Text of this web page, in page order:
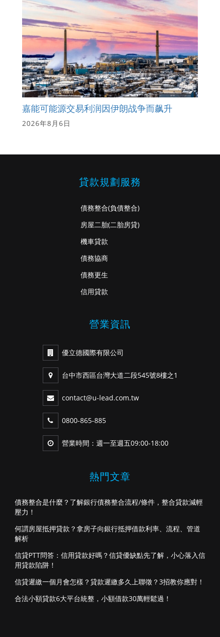
嘉能可能源交易利润因伊朗战争而飙升
2026年8月6日
貸款規劃服務
債務整合(負債整合)
房屋二胎(二胎房貸)
機車貸款
債務協商
債務更生
信用貸款
營業資訊
優立德國際有限公司
台中市西區台灣大道二段545號8樓之1
contact@u-lead.com.tw
0800-865-885
營業時間：週一至週五09:00-18:00
熱門文章
債務整合是什麼？了解銀行債務整合流程/條件，整合貸款減輕
壓力！
何謂房屋抵押貸款？拿房子向銀行抵押借款利率、流程、管道
解析
信貸PTT問答：信用貸款好嗎？信貸優缺點先了解，小心落入信
用貸款陷阱！
信貸遲繳一個月會怎樣？貸款遲繳多久上聯徵？3招教你應對！
合法小額貸款6大平台統整，小額借款30萬輕鬆過！